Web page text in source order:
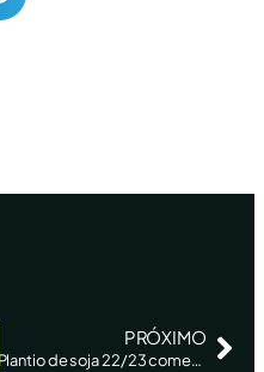
PRÓXIMO
Plantio de soja 22/23 começa com boa umidade no Paraná, diz AgRural – Reuters